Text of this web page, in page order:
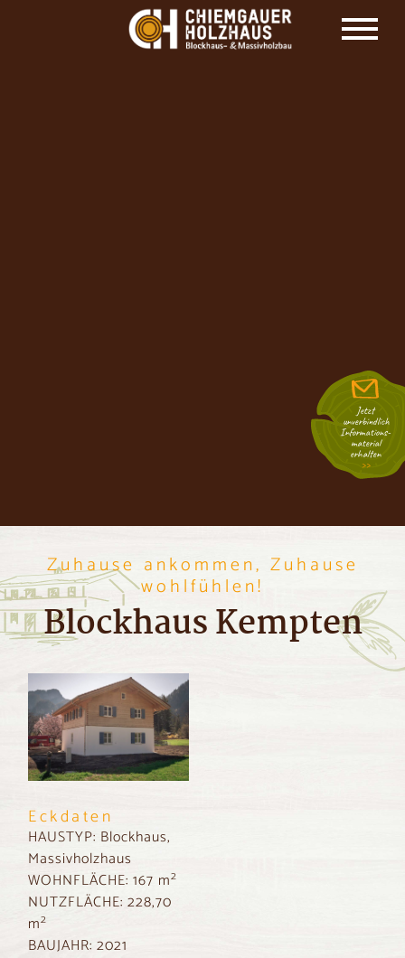
HOLZHAUS HERSTELLER CHIEMGAUER
HOLZHAUS
Blockhaus Kempten
Zuhause ankommen, Zuhause
wohlfühlen!
Eckdaten
HAUSTYP: Blockhaus,
Massivholzhaus
WOHNFLÄCHE: 167 m2
NUTZFLÄCHE: 228,70
m2
BAUJAHR: 2021
Jetzt
unverbindlich
Informations­
material
erhalten